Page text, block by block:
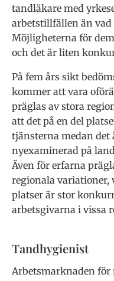
tandläkare med
arbetstillfällen än
Möjligheterna för
och det är liten
På fem års sikt
kommer att vara
präglas av stora
att det på en del
tjänsterna medan det
nyexaminerad på
Även för erfarna
regionala variationer,
platser är stor
arbetsgivarna i vissa
Tandhygienist
Arbetsmarknaden för